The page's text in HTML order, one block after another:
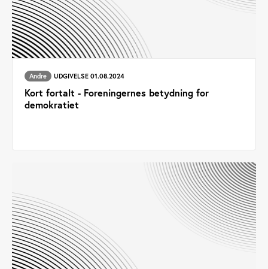
Andre UDGIVELSE 01.08.2024
Kort fortalt - Foreningernes betydning for
demokratiet